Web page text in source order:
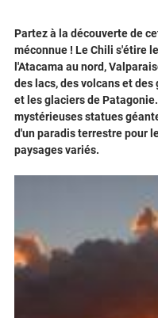
Partez à la découverte de
méconnue ! Le Chili s'étire
l'Atacama au nord,
des lacs, des volcans et
et les glaciers de
mystérieuses statues
d'un paradis terrestre pour
paysages variés.